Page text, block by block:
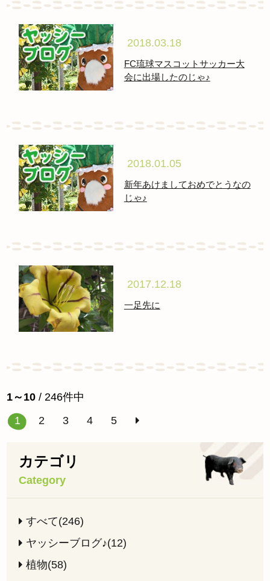
2018.03.18
FC琉球マスコットサッカー大
会に出場したのじゃ♪
2018.01.05
新年あけましておめでとうなの
じゃ♪
2017.12.18
一足先に
1～10 / 246件中
1
2 3 4 5
カテゴリ
Category
すべて(246)
ヤッシーブログ♪(12)
植物(58)